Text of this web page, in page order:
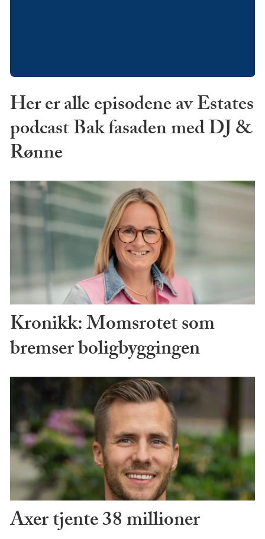
Her er alle episodene av Estates
podcast Bak fasaden med DJ &
Rønne
Kronikk: Momsrotet som
bremser boligbyggingen
Axer tjente 38 millioner